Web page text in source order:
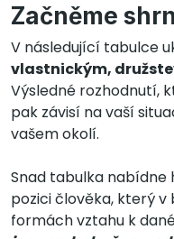
Začněme
V následující tabulce
vlastnickým,
Výsledné rozhodnutí,
pak závisí na vaší
vašem okolí.
Snad tabulka nabídne
pozici člověka, který
formách vztahu k